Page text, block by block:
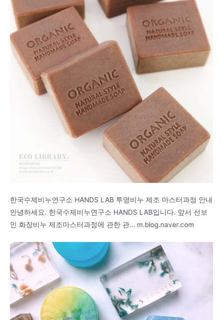
한국수제비누연구소 HANDS LAB 투명비누 제조 마스터과정 안내
안녕하세요. 한국수제비누연구소 HANDS LAB입니다. 앞서 선보
인 화장비누 제조마스터과정에 관한 관… m.blog.naver.com